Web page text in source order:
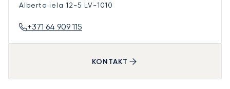
Alberta iela 12-5 LV-1010
+371 64 909 115
KONTAKT